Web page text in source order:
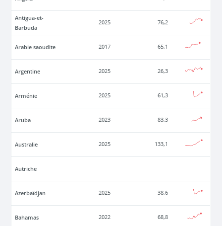
Antigua-et-
Barbuda
2025 76,2
Arabie saoudite 2017 65,1
Argentine 2025 26,3
Arménie 2025 61,3
Aruba 2023 83,3
Australie 2025 133,1
Autriche
Azerbaïdjan 2025 38,6
Bahamas 2022 68,8